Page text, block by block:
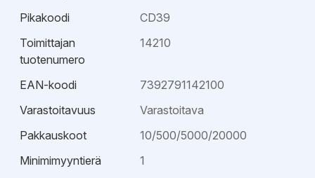
Pikakoodi
CD39
Toimittajan
tuotenumero
14210
EAN-koodi
7392791142100
Varastoitavuus
Varastoitava
Pakkauskoot
10/500/5000/20000
Minimimyyntierä
1